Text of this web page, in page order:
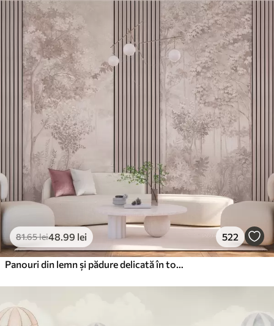
81.65lei48 .99 lei 522